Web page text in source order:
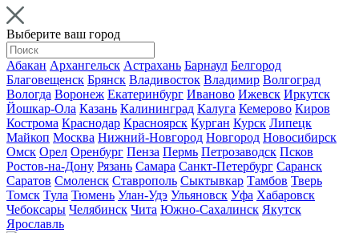
Выберите ваш город
Абакан Архангельск Астрахань Барнаул Белгород
Благовещенск Брянск Владивосток Владимир Волгоград
Вологда Воронеж Екатеринбург Иваново Ижевск Иркутск
Йошкар-Ола Казань Калининград Калуга Кемерово Киров
Кострома Краснодар Красноярск Курган Курск Липецк
Майкоп Москва Нижний-Новгород Новгород Новосибирск
Омск Орел Оренбург Пенза Пермь Петрозаводск Псков
Ростов-на-Дону Рязань Самара Санкт-Петербург Саранск
Саратов Смоленск Ставрополь Сыктывкар Тамбов Тверь
Томск Тула Тюмень Улан-Удэ Ульяновск Уфа Хабаровск
Чебоксары Челябинск Чита Южно-Сахалинск Якутск
Ярославль